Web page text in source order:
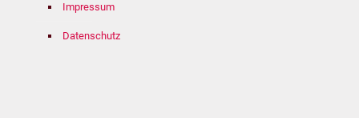
Impressum
Datenschutz